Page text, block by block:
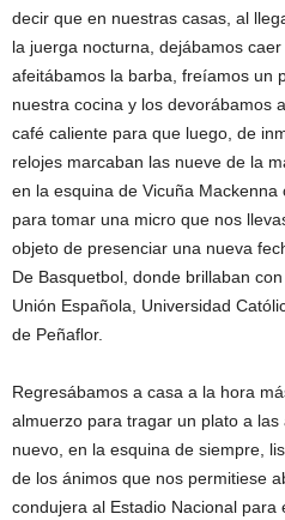
decir que en nuestras casas, al
la juerga nocturna, dejábamos
afeitábamos la barba, freíamos un
nuestra cocina y los devorábamos
café caliente para que luego, de
relojes marcaban las nueve de la
en la esquina de Vicuña Mackenna
para tomar una micro que nos
objeto de presenciar una nueva
De Basquetbol, donde brillaban
Unión Española, Universidad
de Peñaflor.
Regresábamos a casa a la hora
almuerzo para tragar un plato a
nuevo, en la esquina de siempre,
de los ánimos que nos permitiese
condujera al Estadio Nacional